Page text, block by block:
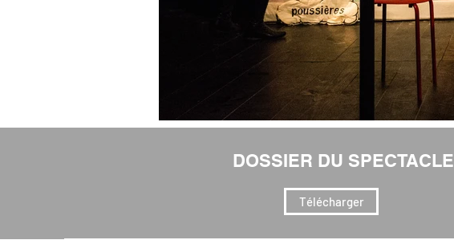
DOSSIER DU SPECTACLE
Télécharger